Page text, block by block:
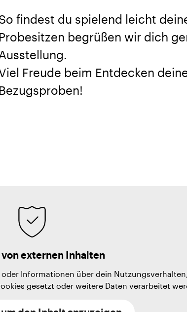
findest du spielend leicht
Probesitzen begrüßen wir dich
Freude beim Entdecken
Bezugsproben!
externen Inhalten
Informationen über dein
gesetzt oder weitere Daten verarbeitet